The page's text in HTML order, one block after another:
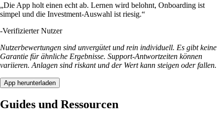
„Die App holt einen echt ab. Lernen wird belohnt, Onboarding ist
simpel und die Investment-Auswahl ist riesig.“
-Verifizierter Nutzer
Nutzerbewertungen sind unvergütet und rein individuell. Es gibt keine
Garantie für ähnliche Ergebnisse. Support-Antwortzeiten können
variieren. Anlagen sind riskant und der Wert kann steigen oder fallen.
App herunterladen
Guides und Ressourcen